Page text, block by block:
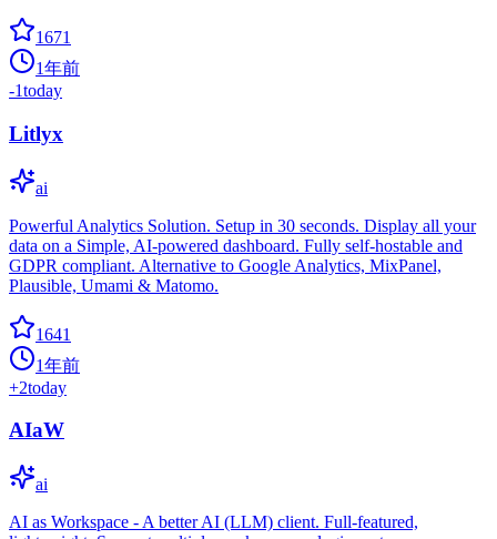
1671
1年前
-1today
Litlyx
ai
Powerful Analytics Solution. Setup in 30 seconds. Display all your
data on a Simple, AI-powered dashboard. Fully self-hostable and
GDPR compliant. Alternative to Google Analytics, MixPanel,
Plausible, Umami & Matomo.
1641
1年前
+2today
AIaW
ai
AI as Workspace - A better AI (LLM) client. Full-featured,